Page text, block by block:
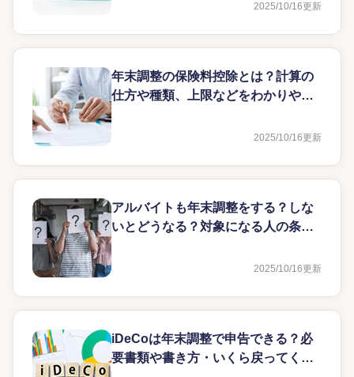
2025/10/16更新
年末調整の保険料控除とは？計算の
仕方や種類、上限などをわかりやす
2025/10/16更新
アルバイトも年末調整をする？しな
いとどうなる？対象になる人の条件
2025/10/16更新
iDeCoは年末調整で申告できる？必
要書類や書き方・いくら戻ってくる